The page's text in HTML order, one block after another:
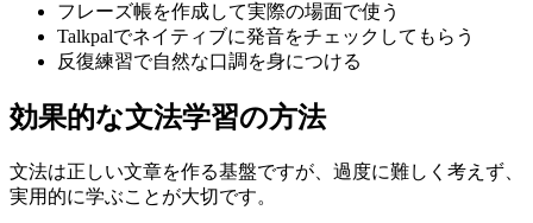
フレーズ帳を作成して実際の場面で使う
Talkpalでネイティブに発音をチェックしてもらう
反復練習で自然な口調を身につける
効果的な文法学習の方法
文法は正しい文章を作る基盤ですが、過度に難しく考えず、
実用的に学ぶことが大切です。